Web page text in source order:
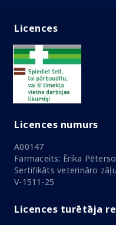
Licences
Licences numurs
A00147
Farmaceits: Ērika
Sertifikāts veterināro
V-1511-25
Licences turētāja